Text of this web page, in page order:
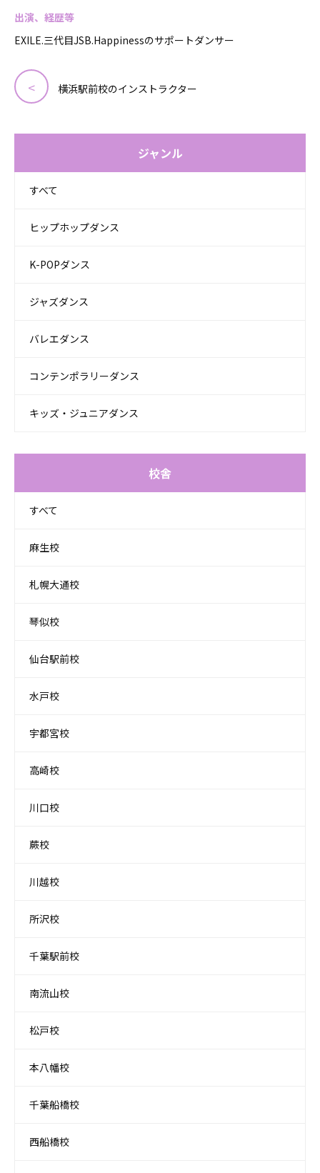
出演、経歴等
EXILE.三代目JSB.Happinessのサポートダンサー
横浜駅前校のインストラクター
ジャンル
すべて
ヒップホップダンス
K-POPダンス
ジャズダンス
バレエダンス
コンテンポラリーダンス
キッズ・ジュニアダンス
校舎
すべて
麻生校
札幌大通校
琴似校
仙台駅前校
水戸校
宇都宮校
高崎校
川口校
蕨校
川越校
所沢校
千葉駅前校
南流山校
松戸校
本八幡校
千葉船橋校
西船橋校